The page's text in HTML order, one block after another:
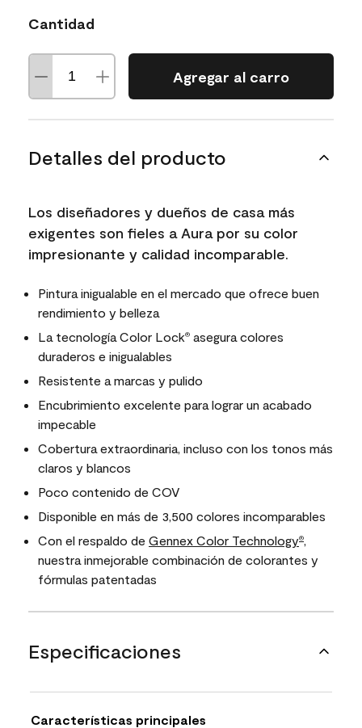
Cantidad
Agregar al carro
Detalles del producto
Los diseñadores y dueños de casa más
exigentes son fieles a Aura por su color
impresionante y calidad incomparable.
Pintura inigualable en el mercado que ofrece buen
rendimiento y belleza
La tecnología Color Lock® asegura colores
duraderos e inigualables
Resistente a marcas y pulido
Encubrimiento excelente para lograr un acabado
impecable
Cobertura extraordinaria, incluso con los tonos más
claros y blancos
Poco contenido de COV
Disponible en más de 3,500 colores incomparables
Con el respaldo de Gennex Color Technology®,
nuestra inmejorable combinación de colorantes y
fórmulas patentadas
Especificaciones
Características principales